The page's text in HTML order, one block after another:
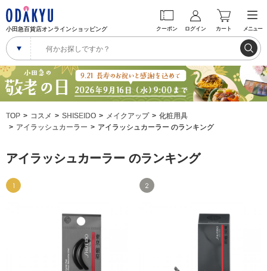
小田急百貨店オンラインショッピング クーポン ログイン カート メニュー
TOP コスメ SHISEIDO メイクアップ
化粧用具
アイラッシュカーラー
アイラッシュカーラー のランキング
アイラッシュカーラー のランキング
1 2